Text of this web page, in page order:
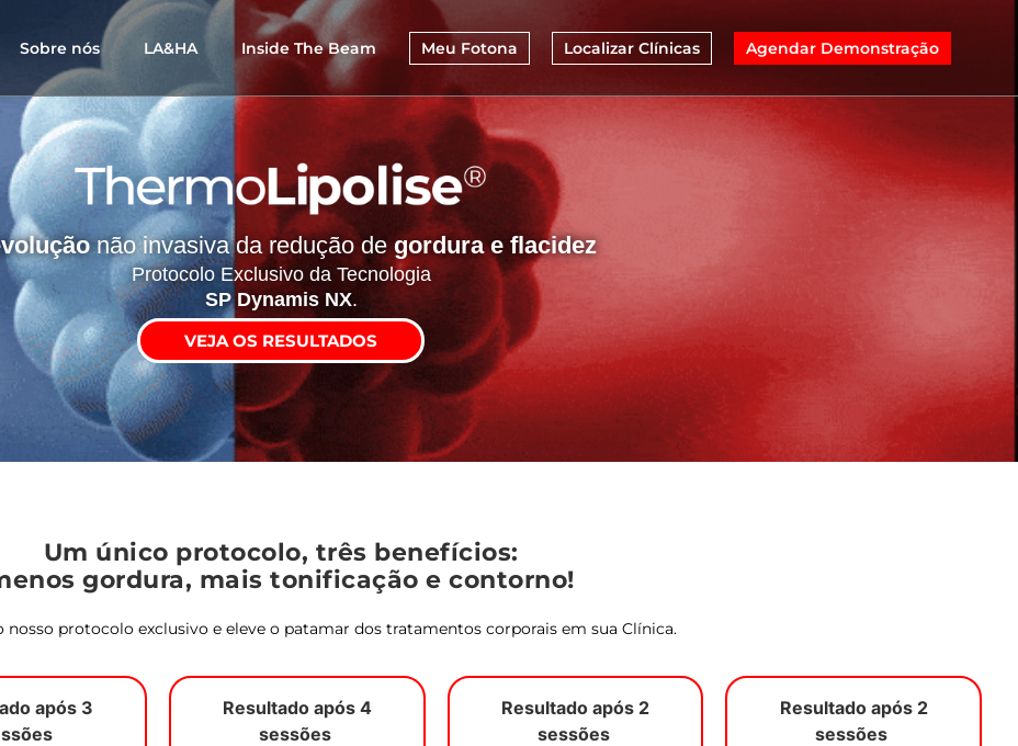
Sobre nós LA&HA Inside The Beam Meu Fotona Localizar Clínicas Agendar Demonstração
não invasiva da redução degordura e flacidez
Protocolo Exclusivo da Tecnologia
SP Dynamis NX.
VEJA OS RESULTADOS
Um único protocolo, três benefícios:
gordura, mais tonificação e contorno!
nosso protocolo exclusivo e eleve o patamar dos tratamentos corporais em sua Clínica.
após 3
Resultado após 4
sessões
Resultado após 2
sessões
Resultado após 2
sessões